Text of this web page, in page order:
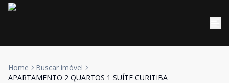
Home
Buscar imóvel
APARTAMENTO 2 QUARTOS 1 SUÍTE CURITIBA